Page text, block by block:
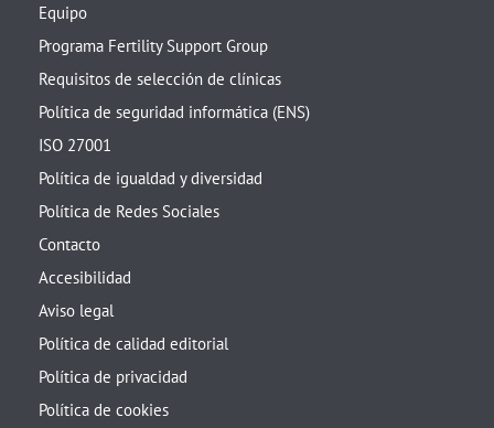
Equipo
Programa Fertility Support Group
Requisitos de selección de clínicas
Política de seguridad informática (ENS)
ISO 27001
Política de igualdad y diversidad
Política de Redes Sociales
Contacto
Accesibilidad
Aviso legal
Política de calidad editorial
Política de privacidad
Política de cookies